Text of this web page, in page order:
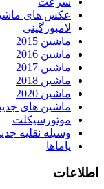
عکس های
لامبورگینی
ماشین 2015
ماشین 2016
ماشین 2017
ماشین 2018
ماشین 2020
ماشین های
موتورسیکلت
وسیله نقلیه
یاماها
اطلاعات